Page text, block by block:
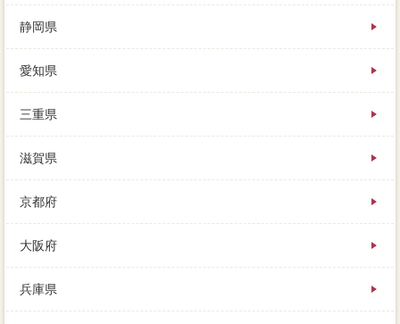
静岡県
愛知県
三重県
滋賀県
京都府
大阪府
兵庫県